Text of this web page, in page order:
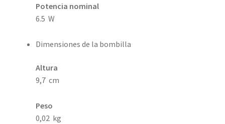
Potencia nominal
6.5 W
Dimensiones de la bombilla
Altura
9,7 cm
Peso
0,02 kg